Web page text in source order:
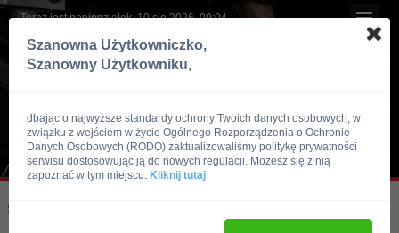
Teraz jest poniedziałek, 10 sie 2026, 09:04
Skocz do:
Szanowna Użytkowniczko,
Szanowny Użytkowniku,
dbając o najwyższe standardy ochrony Twoich danych osobowych, w
związku z wejściem w życie Ogólnego Rozporządzenia o Ochronie
Danych Osobowych (RODO) zaktualizowaliśmy politykę prywatności
serwisu dostosowując ją do nowych regulacji. Możesz się z nią
zapoznać w tym miejscu: Kliknij tutaj